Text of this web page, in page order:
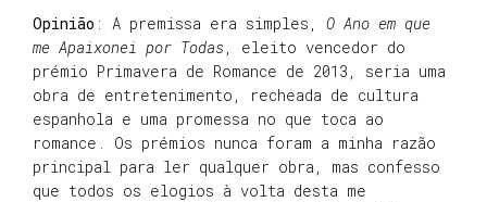
Opinião : A premissa era simples, O Ano em que
me Apaixonei por Todas , eleito vencedor do
prémio Primavera de Romance de 2013, seria uma
obra de entretenimento, recheada de cultura
espanhola e uma promessa no que toca ao
romance. Os prémios nunca foram a minha razão
principal para ler qualquer obra, mas confesso
que todos os elogios à volta desta me